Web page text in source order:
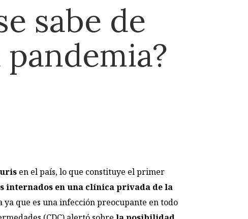
sabe de
en el país, lo que constituye el primer
internados en una clínica privada de la
que es una infección preocupante en todo